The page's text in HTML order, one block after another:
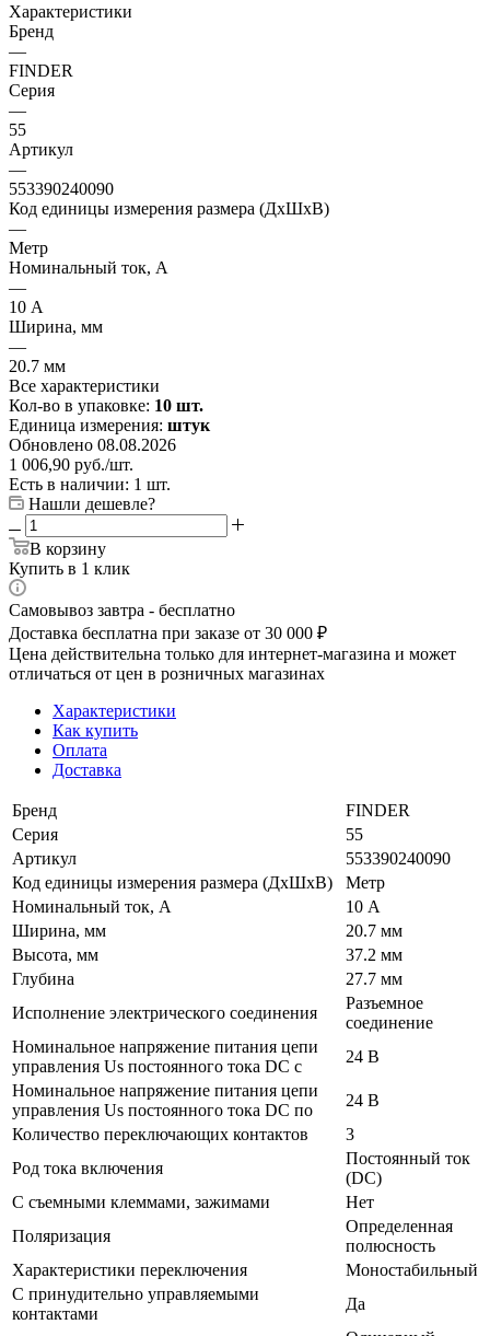
Характеристики
Бренд
—
FINDER
Серия
—
55
Артикул
—
553390240090
Код единицы измерения размера (ДхШхВ)
—
Метр
Номинальный ток, А
—
10 А
Ширина, мм
—
20.7 мм
Все характеристики
Кол-во в упаковке: 10 шт.
Единица измерения: штук
Обновлено 08.08.2026
1 006,90 руб./шт.
Есть в наличии: 1 шт.
Нашли дешевле?
В корзину
Купить в 1 клик
Самовывоз завтра - бесплатно
Доставка бесплатна при заказе от 30 000 ₽
Цена действительна только для интернет-магазина и может
отличаться от цен в розничных магазинах
Характеристики
Как купить
Оплата
Доставка
Бренд
FINDER
Серия
55
Артикул
553390240090
Код единицы измерения размера (ДхШхВ)
Метр
Номинальный ток, А
10 А
Ширина, мм
20.7 мм
Высота, мм
37.2 мм
Глубина
27.7 мм
Исполнение электрического соединения
Разъемное
соединение
Номинальное напряжение питания цепи
управления Us постоянного тока DC с
24 В
Номинальное напряжение питания цепи
управления Us постоянного тока DC по
24 В
Количество переключающих контактов
3
Род тока включения
Постоянный ток
(DC)
С съемными клеммами, зажимами
Нет
Поляризация
Определенная
полюсность
Характеристики переключения
Моностабильный
С принудительно управляемыми
контактами
Да